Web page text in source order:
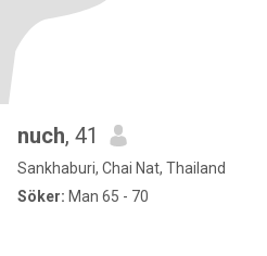
nuch, 41
Sankhaburi, Chai Nat, Thailand
Söker: Man 65 - 70